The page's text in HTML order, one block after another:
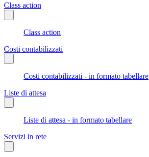
Class action
Class action
Costi contabilizzati
Costi contabilizzati - in formato tabellare
Liste di attesa
Liste di attesa - in formato tabellare
Servizi in rete